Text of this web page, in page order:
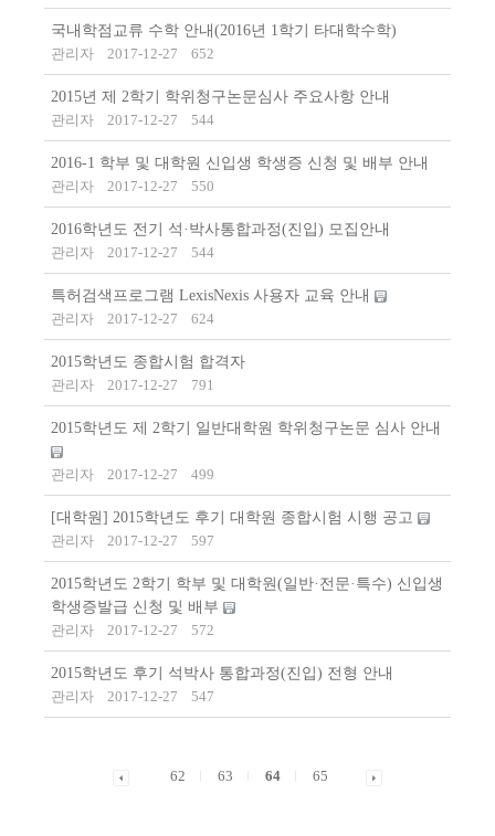
국내학점교류 수학 안내(2016년 1학기 타대학수학)
관리자
2017-12-27 652
2015년 제 2학기 학위청구논문심사 주요사항 안내
관리자
2017-12-27 544
2016-1 학부 및 대학원 신입생 학생증 신청 및 배부 안내
관리자
2017-12-27 550
2016학년도 전기 석·박사통합과정(진입) 모집안내
관리자
2017-12-27 544
특허검색프로그램 LexisNexis 사용자 교육 안내
관리자
2017-12-27 624
2015학년도 종합시험 합격자
관리자
2017-12-27 791
2015학년도 제 2학기 일반대학원 학위청구논문 심사 안내
관리자 2017-12-27 499
[대학원] 2015학년도 후기 대학원 종합시험 시행 공고
관리자
2017-12-27 597
2015학년도 2학기 학부 및 대학원(일반·전문·특수) 신입생
학생증발급 신청 및 배부
관리자
2017-12-27 572
2015학년도 후기 석박사 통합과정(진입) 전형 안내
관리자
2017-12-27 547
62 63 64 65